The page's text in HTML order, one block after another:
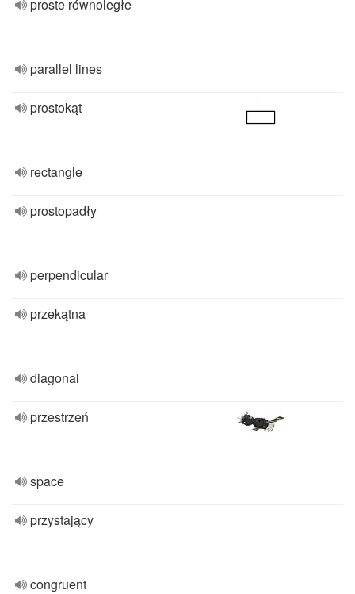
proste równoległe
parallel lines
prostokąt
rectangle
prostopadły
perpendicular
przekątna
diagonal
przestrzeń
space
przystający
congruent